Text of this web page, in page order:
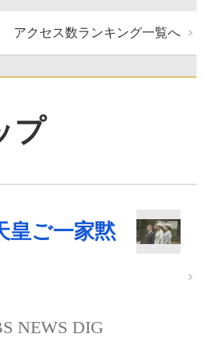
アクセス数ランキング一覧へ
プ
皇ご一家黙
NEWS DIG